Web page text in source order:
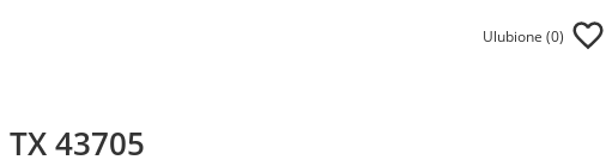
Ulubione (0)
43705